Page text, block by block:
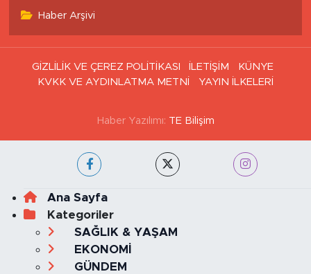
Haber Arşivi
GİZLİLİK VE ÇEREZ POLİTİKASI İLETİŞİM
KÜNYE
KVKK VE AYDINLATMA METNİ
YAYIN İLKELERİ
Haber Yazılımı: TE Bilişim
Ana Sayfa
Kategoriler
SAĞLIK & YAŞAM
EKONOMİ
GÜNDEM